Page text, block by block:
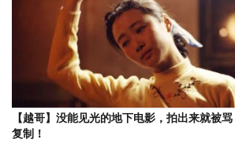
【越哥】没能见光的地下电影，拍出来就被
复制！